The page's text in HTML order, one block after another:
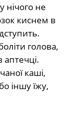
нічого не
киснем в
голова,
каші,
іншу їжу,